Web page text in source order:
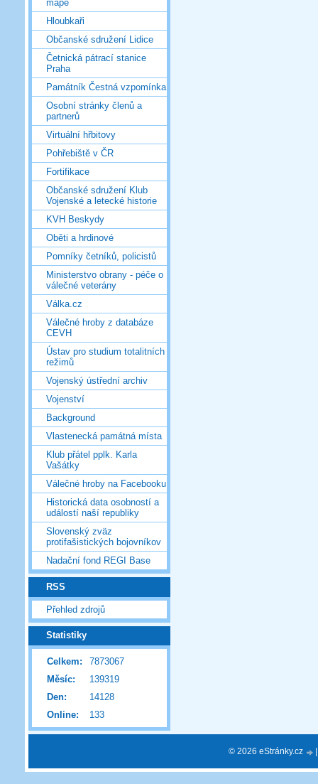
mapě
Hloubkaři
Občanské sdružení Lidice
Četnická pátrací stanice
Praha
Památník Čestná vzpomínka
Osobní stránky členů a
partnerů
Virtuální hřbitovy
Pohřebiště v ČR
Fortifikace
Občanské sdružení Klub
Vojenské a letecké historie
KVH Beskydy
Oběti a hrdinové
Pomníky četníků, policistů
Ministerstvo obrany - péče o
válečné veterány
Válka.cz
Válečné hroby z databáze
CEVH
Ústav pro studium totalitních
režimů
Vojenský ústřední archiv
Vojenství
Background
Vlastenecká památná místa
Klub přátel pplk. Karla
Vašátky
Válečné hroby na Facebooku
Historická data osobností a
událostí naší republiky
Slovenský zväz
protifašistických bojovníkov
Nadační fond REGI Base
RSS
Přehled zdrojů
Statistiky
Online: 133
Celkem:
7873067
Měsíc:
139319
Den:
14128
© 2026 eStránky.cz